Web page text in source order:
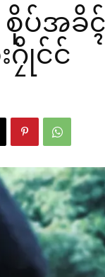
ပ်အခိၚ်
ဂၠိုင်င်